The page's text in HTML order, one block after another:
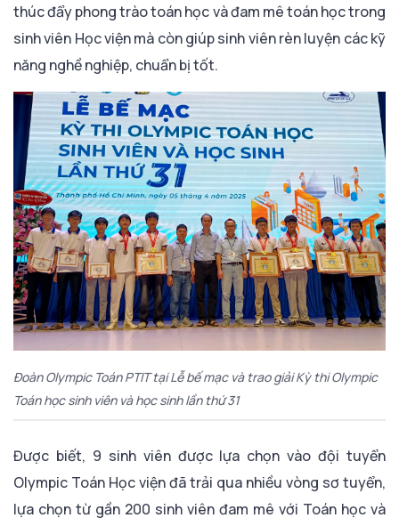
thúc đẩy phong trào toán học và đam mê toán học trong
sinh viên Học viện mà còn giúp sinh viên rèn luyện các kỹ
năng nghề nghiệp, chuẩn bị tốt.
Đoàn Olympic Toán PTIT tại Lễ bế mạc và trao giải Kỳ thi Olympic
Toán học sinh viên và học sinh lần thứ 31
Được biết, 9 sinh viên được lựa chọn vào đội tuyển
Olympic Toán Học viện đã trải qua nhiều vòng sơ tuyển,
lựa chọn từ gần 200 sinh viên đam mê với Toán học và